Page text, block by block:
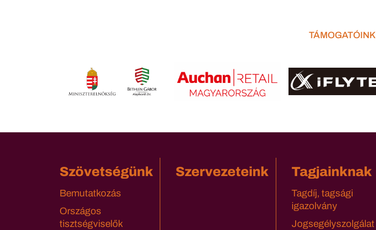
TÁMOGATÓINK
Szövetségünk
Bemutatkozás
Országos
tisztségviselők
Szervezeteink Tagjainknak
Tagdíj, tagsági
igazolvány
Jogsegélyszolgálat